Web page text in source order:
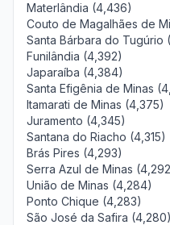
Materlândia (4,436)
Couto de Magalhães de
Santa Bárbara do Tugúrio
Funilândia (4,392)
Japaraíba (4,384)
Santa Efigênia de Minas
Itamarati de Minas (4,375)
Juramento (4,345)
Santana do Riacho (4,315)
Brás Pires (4,293)
Serra Azul de Minas
União de Minas (4,284)
Ponto Chique (4,283)
São José da Safira (4,280)